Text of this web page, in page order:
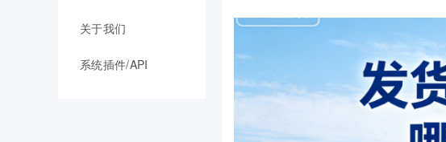
关于我们
系统插件/API